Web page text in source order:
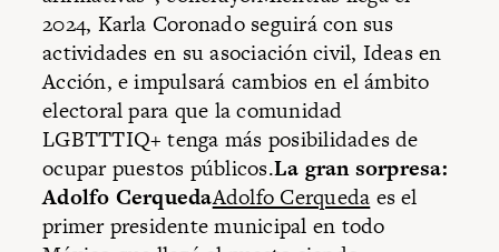
2024, Karla Coronado seguirá con sus
actividades en su asociación civil, Ideas en
Acción, e impulsará cambios en el ámbito
electoral para que la comunidad
LGBTTTIQ+ tenga más posibilidades de
ocupar puestos públicos.La gran sorpresa:
Adolfo CerquedaAdolfo Cerqueda es el
primer presidente municipal en todo